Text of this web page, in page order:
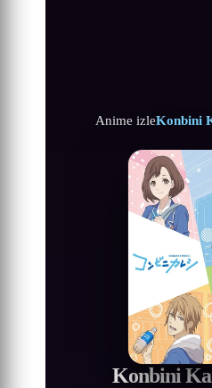
Anime izleKonbini
Konbini